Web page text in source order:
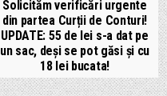
Solicităm verificări urgente
din partea Curții de Conturi!
UPDATE: 55 de lei s-a dat pe
un sac, deși se pot găsi și cu
18 lei bucata!